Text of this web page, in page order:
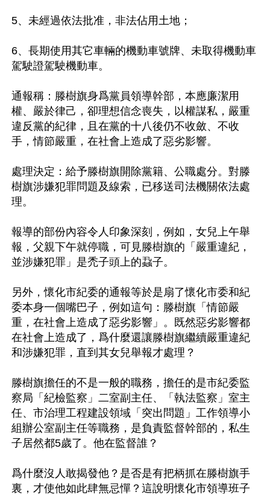
5、未經過依法批准，非法佔用土地；
6、長期使用其它車輛的機動車號牌、未取得機動車
駕駛證駕駛機動車。
通報稱：滕樹旗身爲黨員領導幹部，本應廉潔用
權、嚴於律己，卻理想信念喪失，以權謀私，嚴重
違反黨的紀律，且在黨的十八後仍不收斂、不收
手，情節嚴重，在社會上造成了惡劣影響。
處理決定：給予滕樹旗開除黨籍、公職處分。對滕
樹旗涉嫌犯罪問題及線索，已移送司法機關依法處
理。
報導的部份內容令人印象深刻，例如，女兒上午舉
報，父親下午就停職，可見滕樹旗的「嚴重違紀，
並涉嫌犯罪」是禿子頭上的蝨子。
另外，懷化市紀委的通報等於是扇了懷化市委和紀
委本身一個嘴巴子，例如這句：滕樹旗「情節嚴
重，在社會上造成了惡劣影響」。既然惡劣影響都
在社會上造成了，爲什麼還讓滕樹旗繼續嚴重違紀
和涉嫌犯罪，直到其女兒舉報才處理？
滕樹旗擔任的不是一般的職務，擔任的是市紀委監
察局「紀檢監察」二室副主任、「執法監察」室主
任、市治理工程建設領域「突出問題」工作領導小
組辦公室副主任等職務，是負責監督幹部的，私生
子居然都5歲了。他在監督誰？
爲什麼沒人敢揭發他？是否是有把柄抓在滕樹旗手
裏，才使他如此肆無忌憚？這說明懷化市領導班子